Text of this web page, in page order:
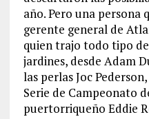
año. Pero una persona
gerente general de
quien trajo todo tipo
jardines, desde Adam
las perlas Joc
Serie de Campeonato
puertorriqueño Eddie